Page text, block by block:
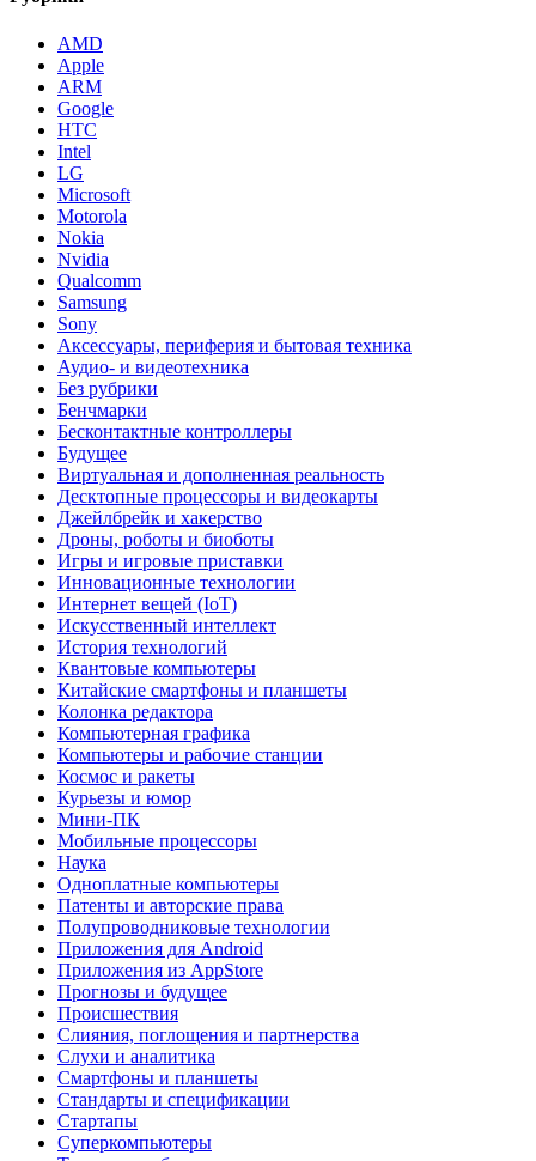
AMD
Apple
ARM
Google
HTC
Intel
LG
Microsoft
Motorola
Nokia
Nvidia
Qualcomm
Samsung
Sony
Аксессуары, периферия и бытовая техника
Аудио- и видеотехника
Без рубрики
Бенчмарки
Бесконтактные контроллеры
Будущее
Виртуальная и дополненная реальность
Десктопные процессоры и видеокарты
Джейлбрейк и хакерство
Дроны, роботы и биоботы
Игры и игровые приставки
Инновационные технологии
Интернет вещей (IoT)
Искусственный интеллект
История технологий
Квантовые компьютеры
Китайские смартфоны и планшеты
Колонка редактора
Компьютерная графика
Компьютеры и рабочие станции
Космос и ракеты
Курьезы и юмор
Мини-ПК
Мобильные процессоры
Наука
Одноплатные компьютеры
Патенты и авторские права
Полупроводниковые технологии
Приложения для Android
Приложения из AppStore
Прогнозы и будущее
Происшествия
Слияния, поглощения и партнерства
Слухи и аналитика
Смартфоны и планшеты
Стандарты и спецификации
Стартапы
Суперкомпьютеры